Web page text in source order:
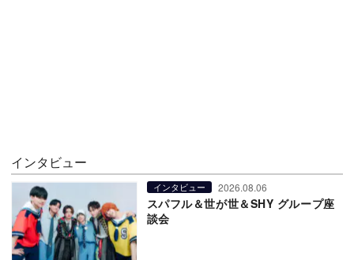
インタビュー
インタビュー 2026.08.06
スパフル＆世が世＆SHY グループ座
談会